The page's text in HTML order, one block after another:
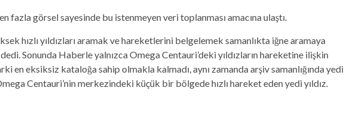
fazla görsel sayesinde bu istenmeyen veri toplanması amacına ulaştı.
hızlı yıldızları aramak ve hareketlerini belgelemek samanlıkta iğne aramaya
Sonunda Haberle yalnızca Omega Centauri’deki yıldızların hareketine ilişkin
en eksiksiz kataloğa sahip olmakla kalmadı, aynı zamanda arşiv samanlığında yedi
Centauri’nin merkezindeki küçük bir bölgede hızlı hareket eden yedi yıldız.